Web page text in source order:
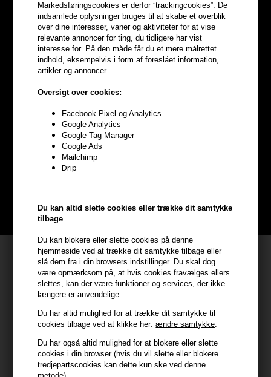
Markedsføringscookies er derfor ”trackingcookies”. De
indsamlede oplysninger bruges til at skabe et overblik
over dine interesser, vaner og aktiviteter for at vise
relevante annoncer for ting, du tidligere har vist
interesse for. På den måde får du et mere målrettet
indhold, eksempelvis i form af foreslået information,
artikler og annoncer.
Oversigt over cookies:
Facebook Pixel og Analytics
Google Analytics
Google Tag Manager
Google Ads
Mailchimp
Drip
Du kan altid slette cookies eller trække dit samtykke
tilbage
Du kan blokere eller slette cookies på denne
hjemmeside ved at trække dit samtykke tilbage eller
slå dem fra i din browsers indstillinger. Du skal dog
være opmærksom på, at hvis cookies fravælges ellers
slettes, kan der være funktioner og services, der ikke
længere er anvendelige.
Du har altid mulighed for at trække dit samtykke til
cookies tilbage ved at klikke her:ændre samtykke.
Du har også altid mulighed for at blokere eller slette
cookies i din browser (hvis du vil slette eller blokere
tredjepartscookies kan dette kun ske ved denne
Optjen5% bonuskroner
hele din ordre
Bliv helt gratis en del af vores kundeklub og optjen rabatter når du
BLIV GRATIS MEDLEM HER
Kundeservice
HAIR247
Frisenborgvej 6A
7800 Skive
CVR: 44874253
kundeservice@hair247.dk
Tlf. 23839799 (hverdage 9-14)